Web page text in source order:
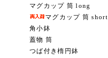
マグカップ 筒 long
マグカップ 筒 short
角小鉢
蓋物 筒
つば付き楕円鉢